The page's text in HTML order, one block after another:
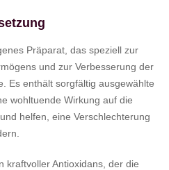
Präparat, das speziell zur
und zur Verbesserung der
Es enthält sorgfältig ausgewählte
wohltuende Wirkung auf die
helfen, eine Verschlechterung
kraftvoller Antioxidans, der die